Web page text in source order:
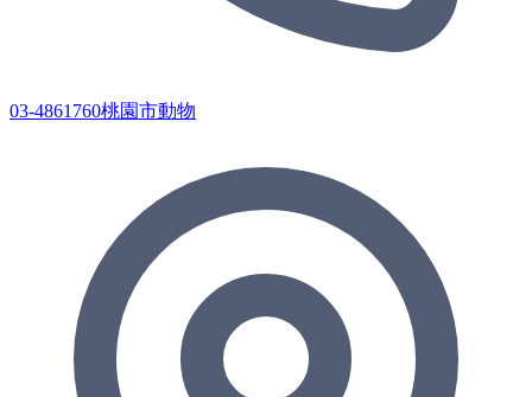
03-4861760桃園市動物